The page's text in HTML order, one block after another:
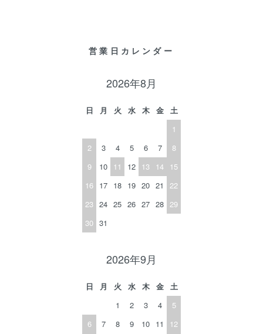
営業日カレンダー
2026年8月
日 月 火 水 木 金
土
1
2
3 4 5 6 7
8
9
10 11 12 13 14
15
16 17 18 19 20 21
22
23 24 25 26 27 28 29
30 31
2026年9月
日 月 火 水 木 金
土
1
2 3 4
5
6
7 8 9 10 11
12